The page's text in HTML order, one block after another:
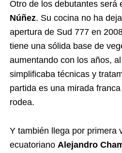
Otro de los debutantes será
Núñez. Su cocina no ha
apertura de Sud 777 en
tiene una sólida base de
aumentando con los años,
simplificaba técnicas y
partida es una mirada
rodea.
Y también llega por primera
ecuatoriano Alejandro